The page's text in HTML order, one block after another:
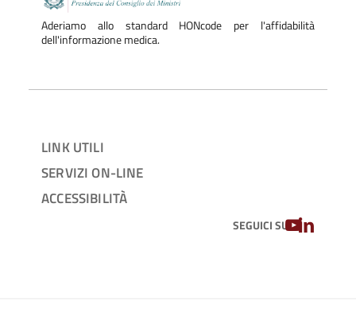
Aderiamo allo standard HONcode per l'affidabilità
dell'informazione medica.
LINK UTILI
SERVIZI ON-LINE
ACCESSIBILITÀ
SEGUICI SUYOUTUBE
LINKEDIN